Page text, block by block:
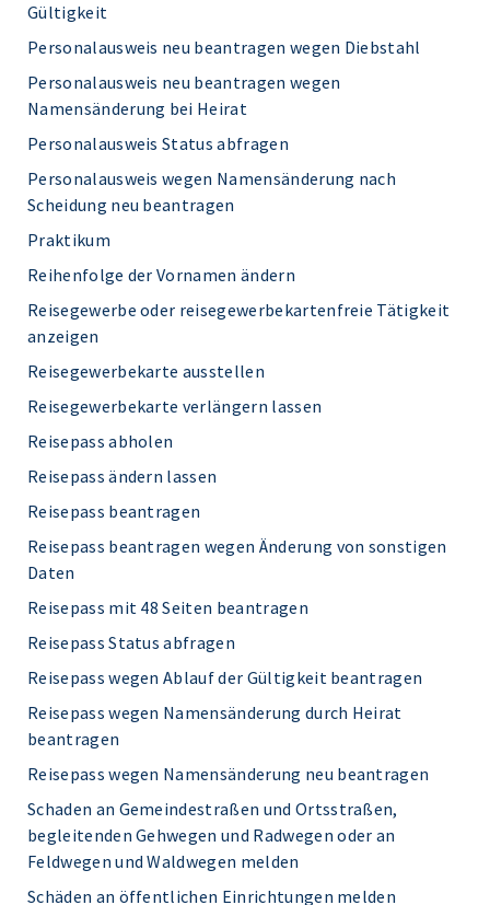
Gültigkeit
Personalausweis neu beantragen wegen Diebstahl
Personalausweis neu beantragen wegen
Namensänderung bei Heirat
Personalausweis Status abfragen
Personalausweis wegen Namensänderung nach
Scheidung neu beantragen
Praktikum
Reihenfolge der Vornamen ändern
Reisegewerbe oder reisegewerbekartenfreie Tätigkeit
anzeigen
Reisegewerbekarte ausstellen
Reisegewerbekarte verlängern lassen
Reisepass abholen
Reisepass ändern lassen
Reisepass beantragen
Reisepass beantragen wegen Änderung von sonstigen
Daten
Reisepass mit 48 Seiten beantragen
Reisepass Status abfragen
Reisepass wegen Ablauf der Gültigkeit beantragen
Reisepass wegen Namensänderung durch Heirat
beantragen
Reisepass wegen Namensänderung neu beantragen
Schaden an Gemeindestraßen und Ortsstraßen,
begleitenden Gehwegen und Radwegen oder an
Feldwegen und Waldwegen melden
Schäden an öffentlichen Einrichtungen melden